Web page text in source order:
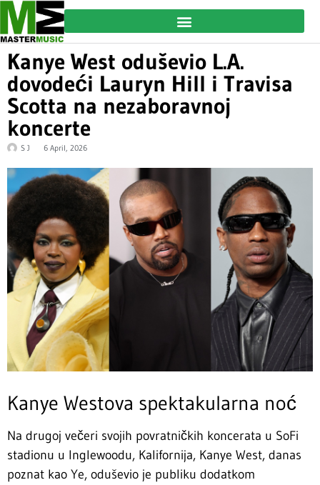
Kanye West oduševio L.A.
dovodeći Lauryn Hill i Travisa
Scotta na nezaboravnoj
koncerte
S J 6 April, 2026
Kanye Westova spektakularna noć
Na drugoj večeri svojih povratničkih koncerata u SoFi
stadionu u Inglewoodu, Kalifornija, Kanye West, danas
poznat kao Ye, oduševio je publiku dodatkom